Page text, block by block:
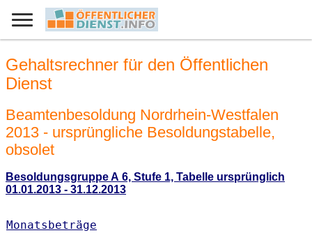
Gehaltsrechner für den Öffentlichen
Dienst
Beamtenbesoldung Nordrhein-Westfalen
2013 - ursprüngliche Besoldungstabelle,
obsolet
Besoldungsgruppe A 6, Stufe 1, Tabelle ursprünglich
01.01.2013 - 31.12.2013
Monatsbeträge